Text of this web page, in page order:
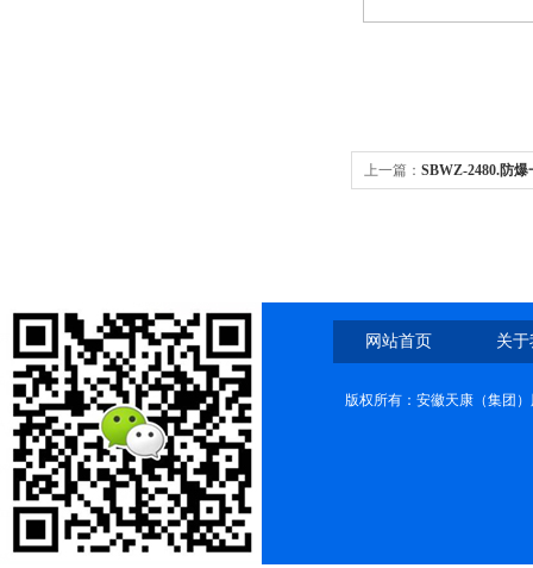
上一篇： SBWZ-2480.防
网站首页 关
版权所有：安徽天康（集团